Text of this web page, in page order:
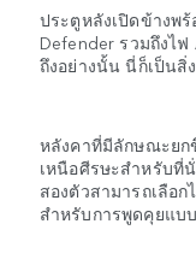
ประตูหลังเปิดข้างพ
Defender รวมถึงไ
ถึงอย่างนั้น นี่ก็เป็นสิ่
หลังคาที่มีลักษณะยก
เหนือศีรษะสำหรับที่
สองตัวสามารถเลือ
สำหรับการพูดคุยแบ